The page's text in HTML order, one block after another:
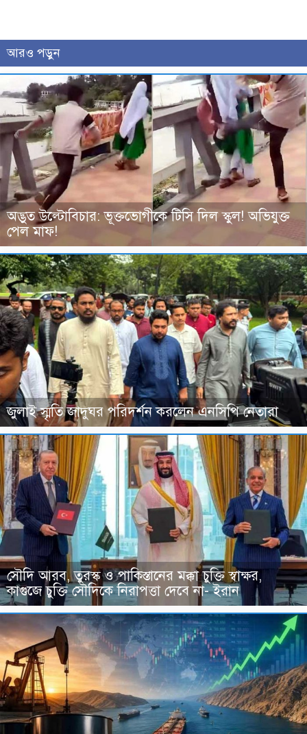
আরও পড়ুন
অদ্ভুত উল্টোবিচার: ভূক্তভোগীকে টিসি দিল স্কুল! অভিযুক্ত
পেল মাফ!
জুলাই স্মৃতি জাদুঘর পরিদর্শন করলেন এনসিপি নেতারা
সৌদি আরব, তুরস্ক ও পাকিস্তানের মক্কা চুক্তি স্বাক্ষর,
কাগুজে চুক্তি সৌদিকে নিরাপত্তা দেবে না- ইরান